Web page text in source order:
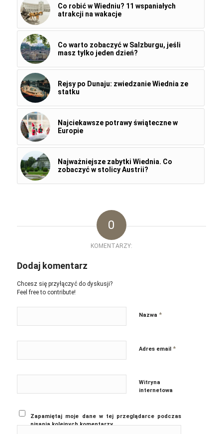
Co robić w Wiedniu? 11 wspaniałych
atrakcji na wakacje
Co warto zobaczyć w Salzburgu, jeśli
masz tylko jeden dzień?
Rejsy po Dunaju: zwiedzanie Wiednia ze
statku
Najciekawsze potrawy świąteczne w
Europie
Najważniejsze zabytki Wiednia. Co
zobaczyć w stolicy Austrii?
0
KOMENTARZY:
Dodaj komentarz
Chcesz się przyłączyć do dyskusji?
Feel free to contribute!
Nazwa *
Adres email *
Witryna
internetowa
Zapamiętaj moje dane w tej przeglądarce podczas
pisania kolejnych komentarzy.